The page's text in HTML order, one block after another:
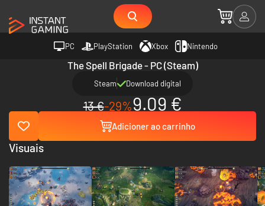
PC PlayStation Xbox Nintendo
The Spell Brigade - PC (Steam)
Steam Download digital
13 €-29%9.09 €
Adicioner ao carrinho
Visuais